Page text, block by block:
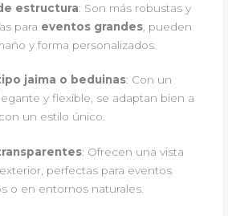
estructura: Son más robustas y
para eventos grandes , pueden
y forma personalizados.
jaima o beduinas: Con un
y flexible, se adaptan bien a
un estilo único.
: Ofrecen una vista
perfectas para eventos
o en entornos naturales.